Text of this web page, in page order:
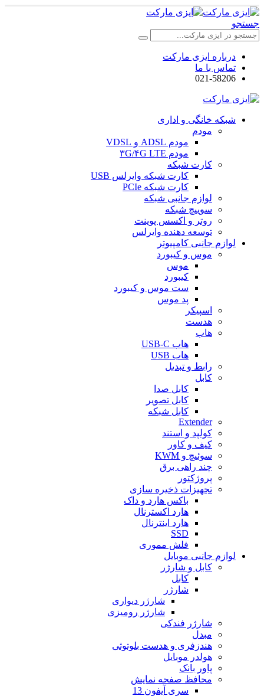
جستجو
درباره ایزی مارکت
تماس با ما
021-58206
شبکه خانگی و اداری
مودم
مودم ADSL و VDSL
مودم ۳G/۴G LTE
کارت شبکه
کارت شبکه وایرلس USB
کارت شبکه PCIe
لوازم جانبی شبکه
سوییچ شبکه
روتر و اکسس پوینت
توسعه دهنده وایرلس
لوازم جانبی کامپیوتر
موس و کیبورد
موس
کیبورد
ست موس و کیبورد
پد موس
اسپیکر
هدست
هاب
هاب USB-C
هاب USB
رابط و تبدیل
کابل
کابل صدا
کابل تصویر
کابل شبکه
Extender
کولپد و استند
کیف و کاور
سوئیچ و KWM
چند راهی برق
پروژکتور
تجهیزات ذخیره سازی
باکس هارد و داک
هارد اکسترنال
هارد اینترنال
SSD
فلش مموری
لوازم جانبی موبایل
کابل و شارژر
کابل
شارژر
شارژر دیواری
شارژر رومیزی
شارژر فندکی
مبدل
هندزفری و هدست بلوتوثی
هولدر موبایل
پاور بانک
محافظ صفحه نمایش
سری آیفون 13